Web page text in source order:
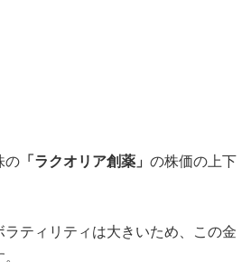
の 「ラクオリア創薬」 の株価の上下
ティリティは大きいため、この金